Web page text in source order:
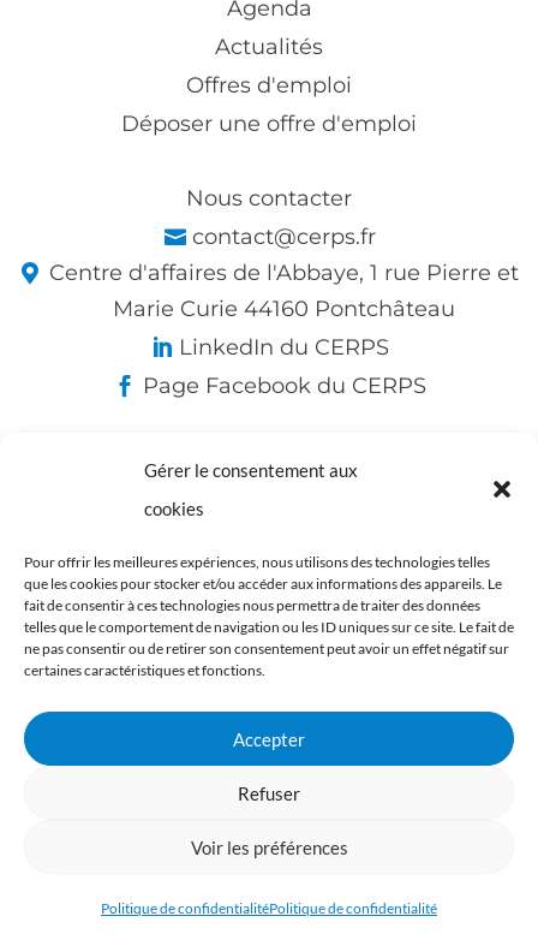
Gérer le consentement aux
cookies
Pour offrir les meilleures expériences, nous utilisons des technologies telles
que les cookies pour stocker et/ou accéder aux informations des appareils. Le
fait de consentir à ces technologies nous permettra de traiter des données
telles que le comportement de navigation ou les ID uniques sur ce site. Le fait de
ne pas consentir ou de retirer son consentement peut avoir un effet négatif sur
certaines caractéristiques et fonctions.
Accepter
Refuser
Voir les préférences
Politique de confidentialitéPolitique de confidentialité
Agenda
Actualités
Offres d'emploi
Déposer une offre d'emploi
Nous contacter
contact@cerps.fr
Centre d'affaires de l'Abbaye, 1 rue Pierre et
Marie Curie 44160 Pontchâteau
LinkedIn du CERPS
Page Facebook du CERPS
Nos partenaires :
réalisé parLostyn Web